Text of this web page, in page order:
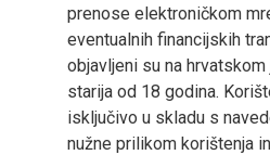
prenose elektroničkom
eventualnih financijskih
objavljeni su na
starija od 18 godina.
isključivo u skladu s
nužne prilikom korištenja